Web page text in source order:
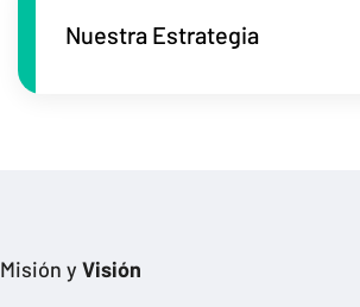
Nuestra Estrategia
Misión y Visión